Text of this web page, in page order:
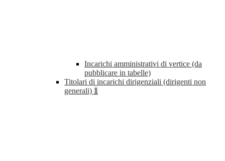
Incarichi amministrativi di vertice (da
pubblicare in tabelle)
Titolari di incarichi dirigenziali (dirigenti non
generali) 1